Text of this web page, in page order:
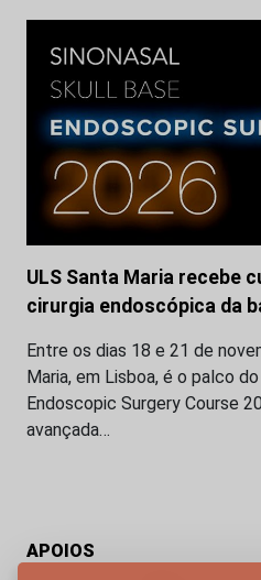
ULS Santa Maria recebe
cirurgia endoscópica da
Entre os dias 18 e 21 de
Maria, em Lisboa, é o palco
Endoscopic Surgery Course
avançada…
APOIOS